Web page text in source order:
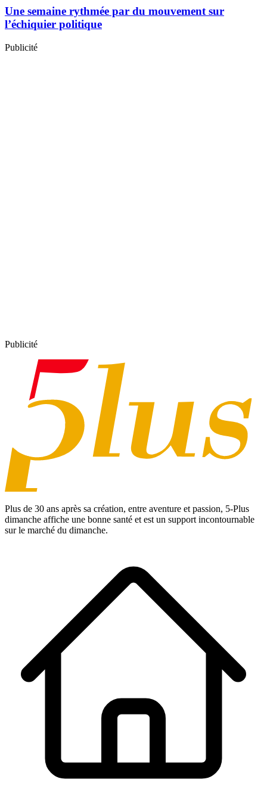
Une semaine rythmée par du mouvement sur
l’échiquier politique
Publicité
Publicité
Plus de 30 ans après sa création, entre aventure et passion, 5-Plus
dimanche affiche une bonne santé et est un support incontournable
sur le marché du dimanche.